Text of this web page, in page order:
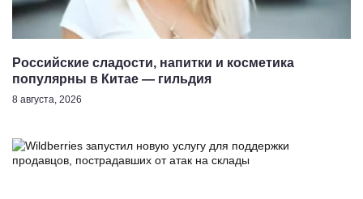
Российские сладости, напитки и косметика
популярны в Китае — гильдия
8 августа, 2026